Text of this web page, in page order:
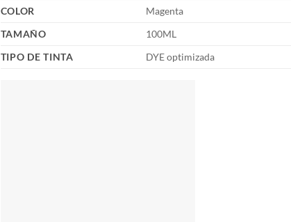
COLOR
Magenta
TAMAÑO
100ML
TIPO DE TINTA
DYE optimizada